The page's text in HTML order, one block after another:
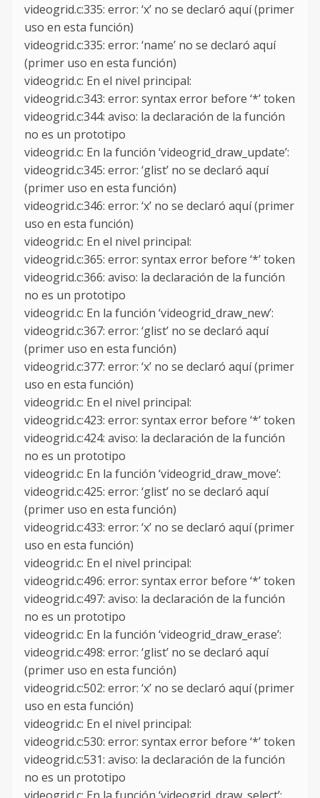
videogrid.c:335: error: ‘x’ no se declaró aquí (primer
uso en esta función)
videogrid.c:335: error: ‘name’ no se declaró aquí
(primer uso en esta función)
videogrid.c: En el nivel principal:
videogrid.c:343: error: syntax error before ‘*’ token
videogrid.c:344: aviso: la declaración de la función
no es un prototipo
videogrid.c: En la función ‘videogrid_draw_update’:
videogrid.c:345: error: ‘glist’ no se declaró aquí
(primer uso en esta función)
videogrid.c:346: error: ‘x’ no se declaró aquí (primer
uso en esta función)
videogrid.c: En el nivel principal:
videogrid.c:365: error: syntax error before ‘*’ token
videogrid.c:366: aviso: la declaración de la función
no es un prototipo
videogrid.c: En la función ‘videogrid_draw_new’:
videogrid.c:367: error: ‘glist’ no se declaró aquí
(primer uso en esta función)
videogrid.c:377: error: ‘x’ no se declaró aquí (primer
uso en esta función)
videogrid.c: En el nivel principal:
videogrid.c:423: error: syntax error before ‘*’ token
videogrid.c:424: aviso: la declaración de la función
no es un prototipo
videogrid.c: En la función ‘videogrid_draw_move’:
videogrid.c:425: error: ‘glist’ no se declaró aquí
(primer uso en esta función)
videogrid.c:433: error: ‘x’ no se declaró aquí (primer
uso en esta función)
videogrid.c: En el nivel principal:
videogrid.c:496: error: syntax error before ‘*’ token
videogrid.c:497: aviso: la declaración de la función
no es un prototipo
videogrid.c: En la función ‘videogrid_draw_erase’:
videogrid.c:498: error: ‘glist’ no se declaró aquí
(primer uso en esta función)
videogrid.c:502: error: ‘x’ no se declaró aquí (primer
uso en esta función)
videogrid.c: En el nivel principal:
videogrid.c:530: error: syntax error before ‘*’ token
videogrid.c:531: aviso: la declaración de la función
no es un prototipo